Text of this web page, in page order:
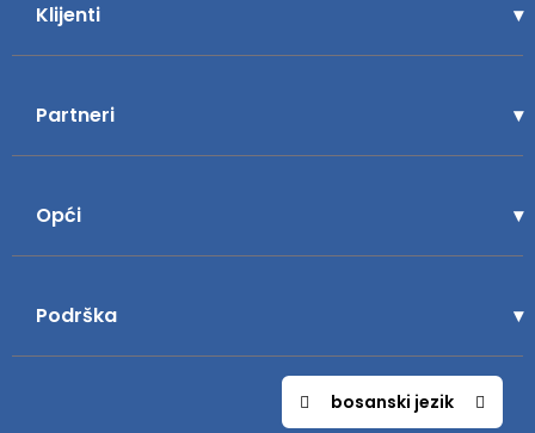
Klijenti
Partneri
Opći
Podrška
bosanski jezik